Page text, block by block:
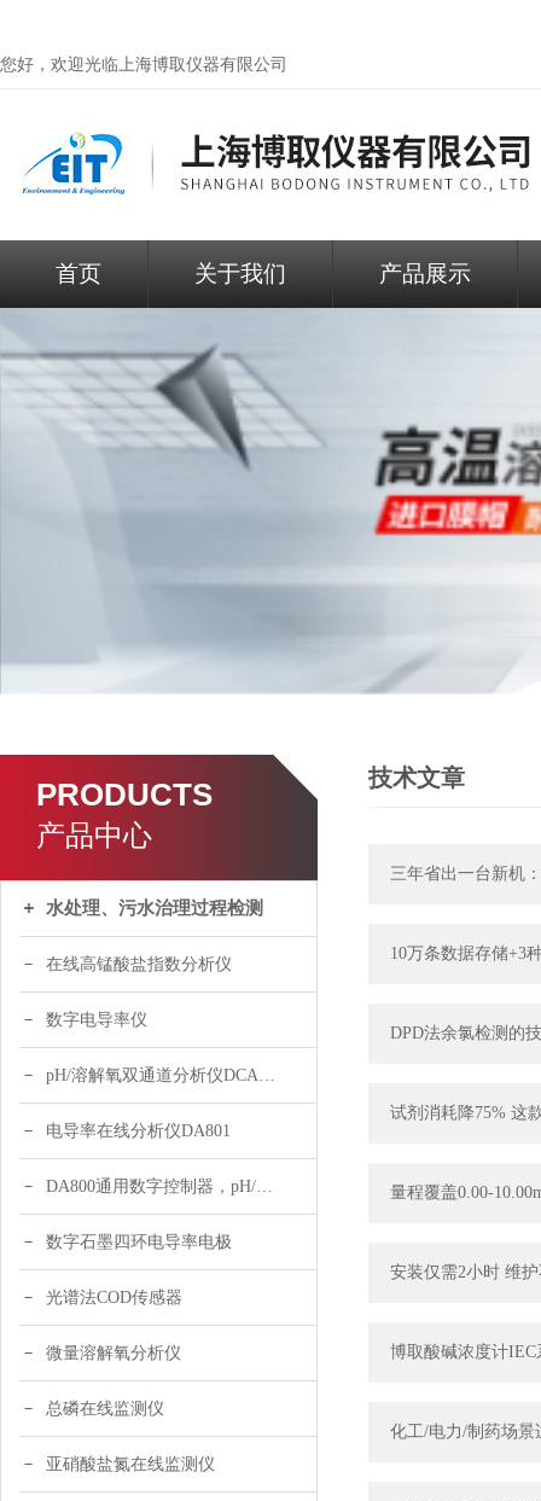
您好，欢迎光临上海博取仪器有限公司
首页 关于我们 产品展示
PRODUCTS
产品中心
水处理、污水治理过程检测
在线高锰酸盐指数分析仪
数字电导率仪
pH/溶解氧双通道分析仪DCA120
电导率在线分析仪DA801
DA800通用数字控制器，pH/DO/ORP多参数
数字石墨四环电导率电极
光谱法COD传感器
微量溶解氧分析仪
总磷在线监测仪
亚硝酸盐氮在线监测仪
技术文章
三年省出一台新机
10万条数据存储+3
DPD法余氯检测的
试剂消耗降75% 这
量程覆盖0.00-
安装仅需2小时 维
博取酸碱浓度计
化工/电力/制药场景